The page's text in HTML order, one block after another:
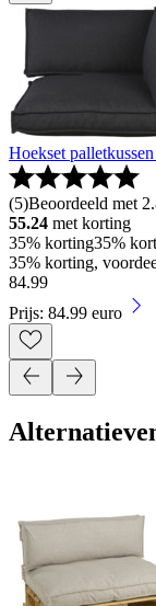
Hoekset
(5)Beoordeeld met
55.24 met korting
35% korting35%
35% korting,
84.99
Prijs: 84.99 euro